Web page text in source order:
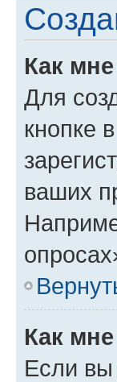
Как
Для
кнопке
ваших
Как
Если вы